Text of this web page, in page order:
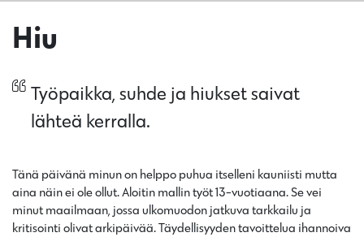
Hiu
Työpaikka, suhde ja hiukset saivat
lähteä kerralla.
Tänä päivänä minun on helppo puhua itselleni kauniisti mutta
aina näin ei ole ollut. Aloitin mallin työt 13-vuotiaana. Se vei
minut maailmaan, jossa ulkomuodon jatkuva tarkkailu ja
kritisointi olivat arkipäivää. Täydellisyyden tavoittelua ihannoiva